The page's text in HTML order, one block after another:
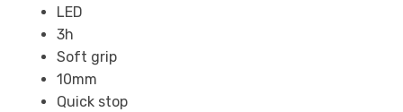
LED
3h
Soft grip
10mm
Quick stop